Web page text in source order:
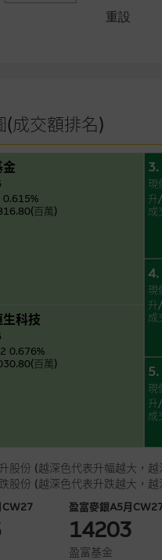
重設
(成交額排名)
No data to
金
百萬)
科技
0.676%
百萬)
3.
現
升
成
4.
現
升
成
5.
現
升
成
股份 (越深色代表升幅越大，
股份 (越深色代表升跌越大，
CW27 盈富麥銀A5月
14203
盈富基金